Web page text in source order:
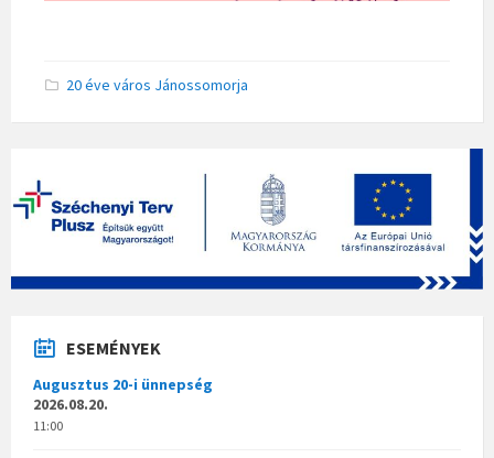
20 éve város Jánossomorja
ESEMÉNYEK
Augusztus 20-i ünnepség
2026.08.20.
11:00